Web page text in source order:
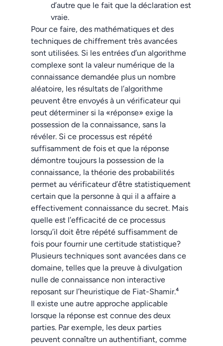
d’autre que le fait que la déclaration est
vraie.
Pour ce faire, des mathématiques et des
techniques de chiffrement très avancées
sont utilisées. Si les entrées d’un algorithme
complexe sont la valeur numérique de la
connaissance demandée plus un nombre
aléatoire, les résultats de l’algorithme
peuvent être envoyés à un vérificateur qui
peut déterminer si la «réponse» exige la
possession de la connaissance, sans la
révéler. Si ce processus est répété
suffisamment de fois et que la réponse
démontre toujours la possession de la
connaissance, la théorie des probabilités
permet au vérificateur d’être statistiquement
certain que la personne à qui il a affaire a
effectivement connaissance du secret. Mais
quelle est l’efficacité de ce processus
lorsqu’il doit être répété suffisamment de
fois pour fournir une certitude statistique?
Plusieurs techniques sont avancées dans ce
domaine, telles que la preuve à divulgation
nulle de connaissance non interactive
reposant sur l’heuristique de Fiat-Shamir.⁴
Il existe une autre approche applicable
lorsque la réponse est connue des deux
parties. Par exemple, les deux parties
peuvent connaître un authentifiant, comme